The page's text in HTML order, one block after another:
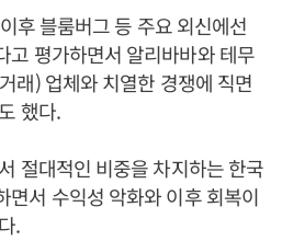
후 블룸버그 등 주요 외신에선
고 평가하면서 알리바바와 테무
래) 업체와 치열한 경쟁에 직면
했다.
절대적인 비중을 차지하는 한국
면서 수익성 악화와 이후 회복이
.